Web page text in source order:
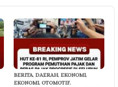
BERITA, DAERAH, EKONOMI,
EKONOMI, OTOMOTIF,